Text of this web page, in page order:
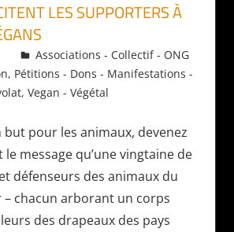
LES SUPPORTERS À
Daniel
Associations - Collectif - ONG
, Pétitions - Dons - Manifestations -
, Vegan - Végétal
but pour les animaux, devenez
le message qu’une vingtaine de
défenseurs des animaux du
chacun arborant un corps
des drapeaux des pays